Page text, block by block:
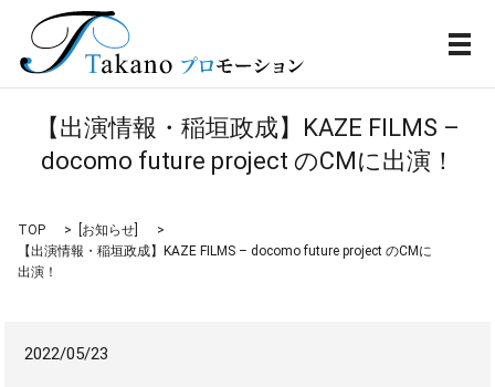
メ
【出演情報・稲垣政成】KAZE FILMS –
docomo future project のCMに出演！
TOP お知らせ
【出演情報・稲垣政成】KAZE FILMS – docomo future project のCMに
出演！
2022/05/23